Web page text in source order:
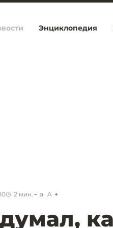
Энциклопедия
2 мин. a A